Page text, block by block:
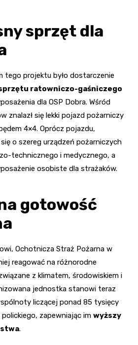
sprzęt dla
tego projektu było dostarczenie
ratowniczo-gaśniczego
dla OSP Dobra. Wśród
znalazł się lekki pojazd pożarniczy
4×4. Oprócz pojazdu,
o szereg urządzeń pożarniczych
technicznego i medycznego, a
osobiste dla strażaków.
gotowość
Ochotnicza Straż Pożarna w
reagować na różnorodne
z klimatem, środowiskiem i
jednostka stanowi teraz
liczącej ponad 85 tysięcy
zapewniając im wyższy
.